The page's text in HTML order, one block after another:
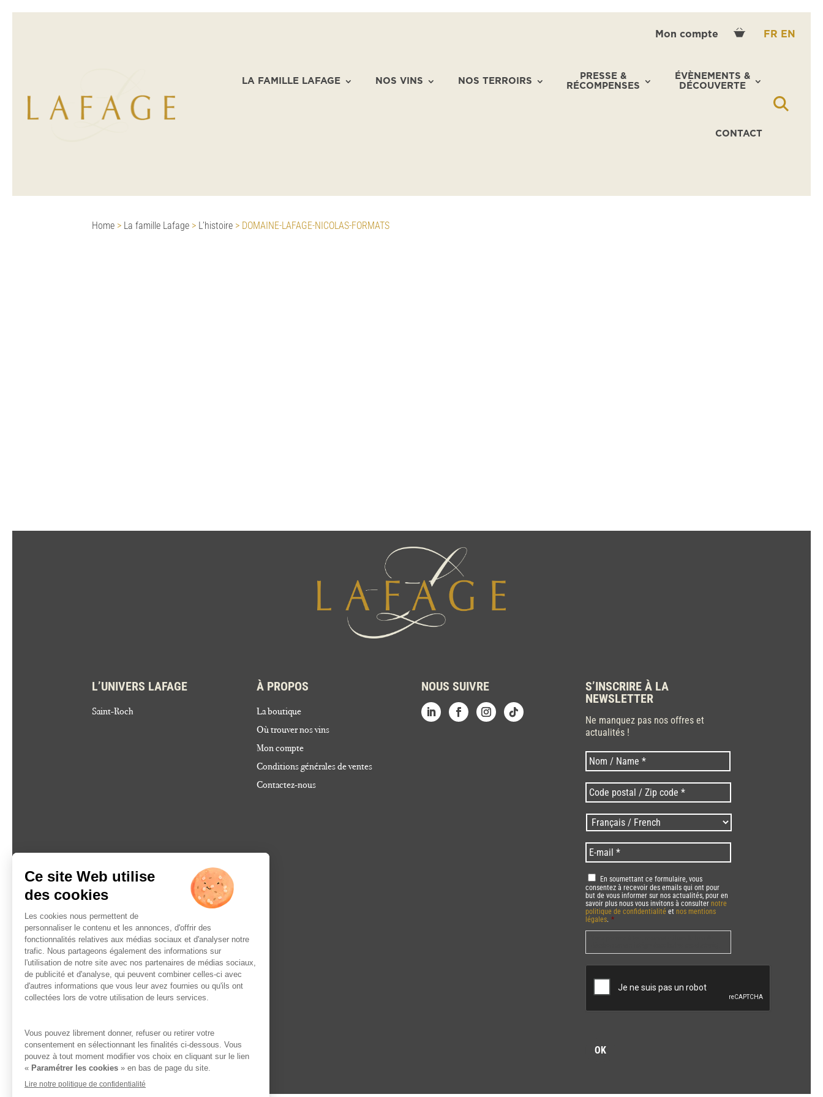
Mon compte FR EN
LA FAMILLE LAFAGE NOS VINS NOS TERROIRS
PRESSE &
RÉCOMPENSES
ÉVÈNEMENTS &
DÉCOUVERTE
CONTACT
Home > La famille Lafage > L’histoire > DOMAINE-LAFAGE-NICOLAS-FORMATS
L’UNIVERS LAFAGE
Saint-Roch
À PROPOS
La boutique
Où trouver nos vins
Mon compte
Conditions générales de ventes
Contactez-nous
NOUS SUIVRE
S’INSCRIRE À LA
NEWSLETTER
Ne manquez pas nos offres et
actualités !
Nom * Nom
Code
postal
/
Zip
* *
Langues
/
Language *
E-
mail *
RGPD *
En soumettant ce formulaire, vous
consentez à recevoir des emails qui ont pour
but de vous informer sur nos actualités, pour en
savoir plus nous vous invitons à consulternotre
politique de confidentialité etnos mentions
légales. *